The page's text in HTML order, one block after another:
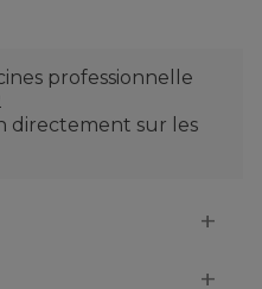
professionnelle
directement sur les